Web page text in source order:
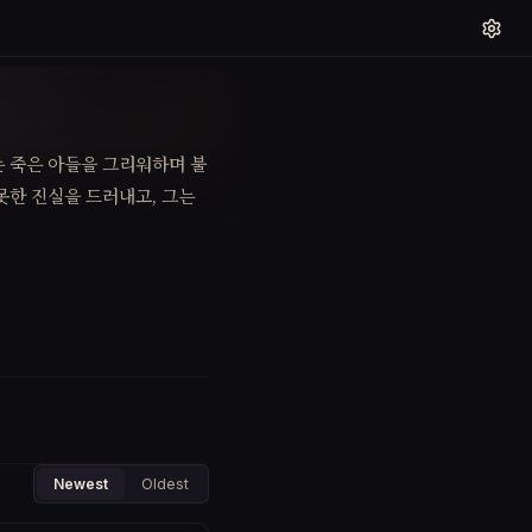
죽은 아들을 그리워하며 불
한 진실을 드러내고, 그는
Newest Oldest